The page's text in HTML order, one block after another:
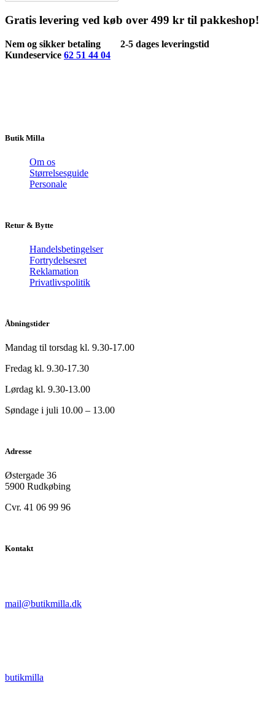
Gratis levering ved køb over 499 kr til pakkeshop!
Nem og sikker betaling
2-5 dages leveringstid
Kundeservice 62 51 44 04
Butik Milla
Om os
Størrelsesguide
Personale
Retur & Bytte
Handelsbetingelser
Fortrydelsesret
Reklamation
Privatlivspolitik
Åbningstider
Mandag til torsdag kl. 9.30-17.00
Fredag kl. 9.30-17.30
Lørdag kl. 9.30-13.00
Søndage i juli 10.00 – 13.00
Adresse
Østergade 36
5900 Rudkøbing
Cvr. 41 06 99 96
Kontakt
mail@butikmilla.dk
butikmilla